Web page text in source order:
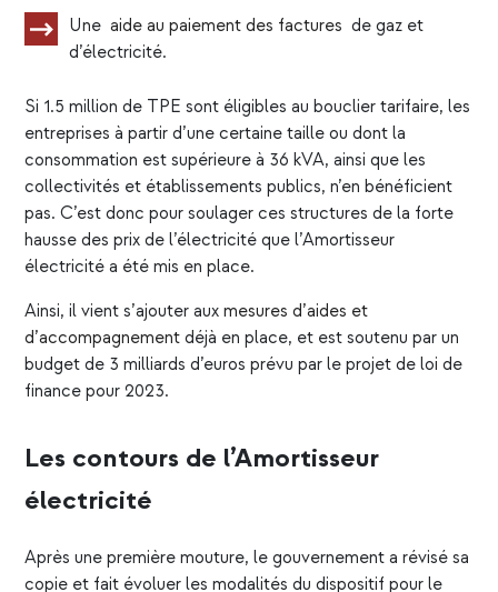
Uneaide au paiement des factures de gaz et
d’électricité.
Si 1.5 million de TPE sont éligibles au bouclier tarifaire, les
entreprises à partir d’une certaine taille ou dont la
consommation est supérieure à 36 kVA, ainsi que les
collectivités et établissements publics, n’en bénéficient
pas. C’est donc pour soulager ces structures de la forte
hausse des prix de l’électricité que l’Amortisseur
électricité a été mis en place.
Ainsi, il vient s’ajouter auxmesures d’aides et
d’accompagnement déjà en place, et est soutenu par un
budget de 3 milliards d’euros prévu par le projet de loi de
finance pour 2023.
Les contours de l’Amortisseur
électricité
Après une première mouture, le gouvernement a révisé sa
copie et fait évoluer les modalités du dispositif pour le